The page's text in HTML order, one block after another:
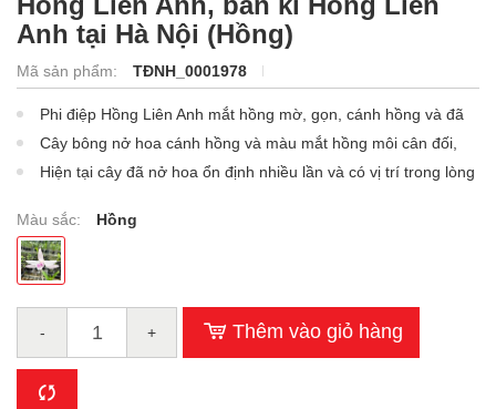
Anh tại Hà Nội (Hồng)
Mã sản phẩm: TĐNH_0001978
Phi điệp Hồng Liên Anh mắt hồng mờ, gọn, cánh hồng và đã
Cây bông nở hoa cánh hồng và màu mắt hồng môi cân đối,
Hiện tại cây đã nở hoa ổn định nhiều lần và có vị trí trong lòng
Màu sắc:
Hồng
- + Thêm vào giỏ hàng